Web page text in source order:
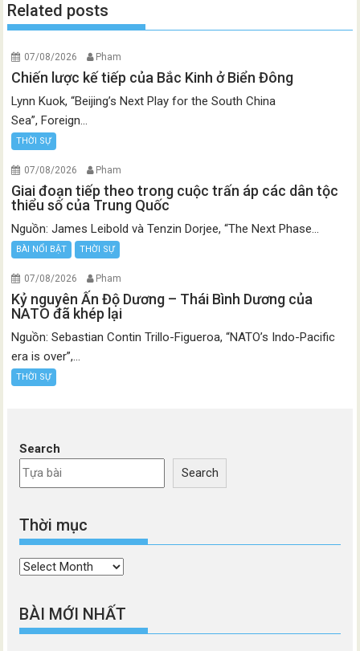
Related posts
07/08/2026 Pham
Chiến lược kế tiếp của Bắc Kinh ở Biển Đông
Lynn Kuok, “Beijing’s Next Play for the South China
Sea”, Foreign...
THỜI SỰ
07/08/2026 Pham
Giai đoạn tiếp theo trong cuộc trấn áp các dân tộc
thiểu số của Trung Quốc
Nguồn: James Leibold và Tenzin Dorjee, “The Next Phase...
BÀI NỔI BẬT THỜI SỰ
07/08/2026 Pham
Kỷ nguyên Ấn Độ Dương – Thái Bình Dương của
NATO đã khép lại
Nguồn: Sebastian Contin Trillo-Figueroa, “NATO’s Indo-Pacific
era is over”,...
THỜI SỰ
Search
Search
Thời mục
Thời
BÀI MỚI NHẤT